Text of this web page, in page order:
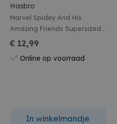
Hasbro
Marvel Spidey And His
Amazing Friends Supersized
Actiefiguur Spidey 22cm
Assortiment
€ 12,99
Online op voorraad
In winkelmandje